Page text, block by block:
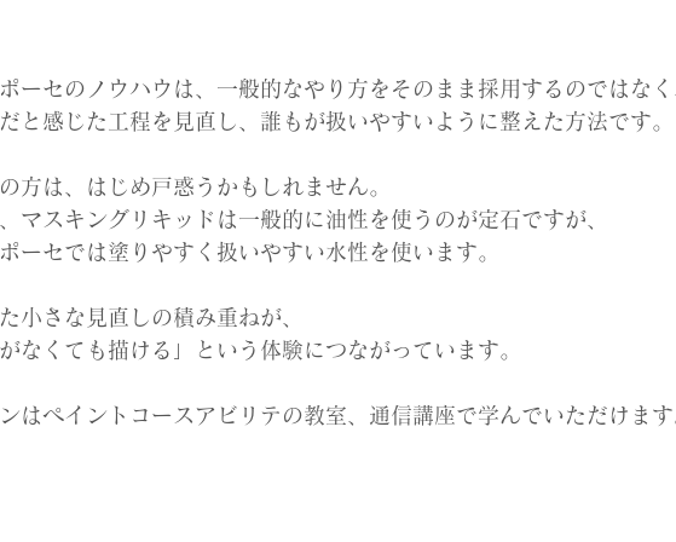
ーセのノウハウは、一般的なやり方をそのまま採用するのではな
と感じた工程を見直し、誰もが扱いやすいように整えた方法です。
方は、はじめ戸惑うかもしれません。
マスキングリキッドは一般的に油性を使うのが定石ですが、
ーセでは塗りやすく扱いやすい水性を使います。
小さな見直しの積み重ねが、
がなくても描ける」という体験につながっています。
はペイントコースアビリテの教室、通信講座で学んでいただけま